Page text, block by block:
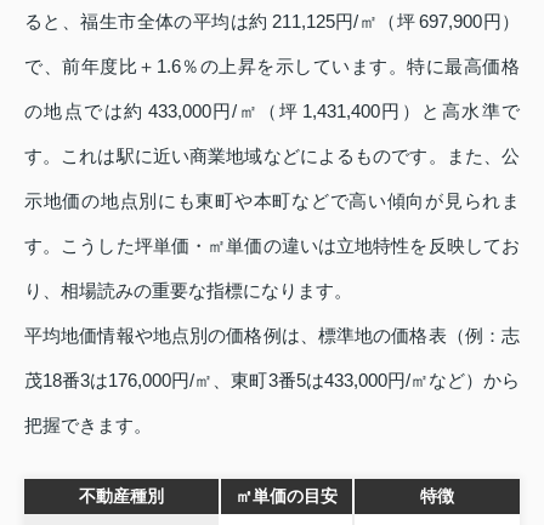
ると、福生市全体の平均は約 211,125円/㎡（坪 697,900円）
で、前年度比＋1.6％の上昇を示しています。特に最高価格
の地点では約 433,000円/㎡（坪 1,431,400円）と高水準で
す。これは駅に近い商業地域などによるものです。また、公
示地価の地点別にも東町や本町などで高い傾向が見られま
す。こうした坪単価・㎡単価の違いは立地特性を反映してお
り、相場読みの重要な指標になります。
平均地価情報や地点別の価格例は、標準地の価格表（例：志
茂18番3は176,000円/㎡、東町3番5は433,000円/㎡など）から
把握できます。
不動産種別 ㎡単価の目安 特徴